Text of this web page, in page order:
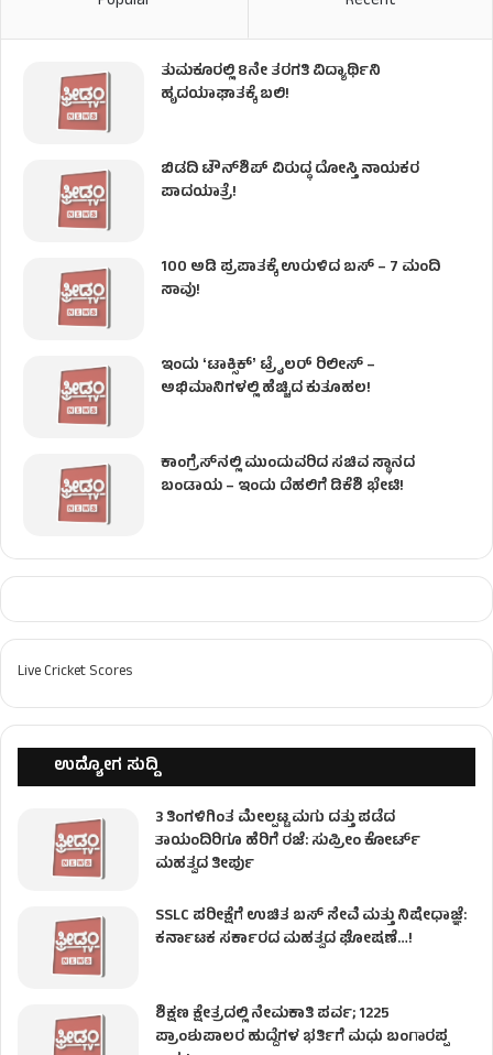
ತುಮಕೂರಲ್ಲಿ 8ನೇ ತರಗತಿ ವಿದ್ಯಾರ್ಥಿನಿ
ಹೃದಯಾಘಾತಕ್ಕೆ ಬಲಿ!
ಬಿಡದಿ ಟೌನ್‌ಶಿಪ್‌ ವಿರುದ್ಧ ದೋಸ್ತಿ ನಾಯಕರ
ಪಾದಯಾತ್ರೆ!
100 ಅಡಿ ಪ್ರಪಾತಕ್ಕೆ ಉರುಳಿದ ಬಸ್‌ – 7 ಮಂದಿ
ಸಾವು!
ಇಂದು ʻಟಾಕ್ಸಿಕ್ʼ ಟ್ರೈಲರ್ ರಿಲೀಸ್‌ –
ಅಭಿಮಾನಿಗಳಲ್ಲಿ ಹೆಚ್ಚಿದ ಕುತೂಹಲ!
ಕಾಂಗ್ರೆಸ್​ನಲ್ಲಿ ಮುಂದುವರಿದ ಸಚಿವ ಸ್ಥಾನದ
ಬಂಡಾಯ – ಇಂದು ದೆಹಲಿಗೆ ಡಿಕೆಶಿ ಭೇಟಿ!
Live Cricket Scores
ಉದ್ಯೋಗ ಸುದ್ದಿ
3 ತಿಂಗಳಿಗಿಂತ ಮೇಲ್ಪಟ್ಟ ಮಗು ದತ್ತು ಪಡೆದ
ತಾಯಂದಿರಿಗೂ ಹೆರಿಗೆ ರಜೆ: ಸುಪ್ರೀಂ ಕೋರ್ಟ್
ಮಹತ್ವದ ತೀರ್ಪು
SSLC ಪರೀಕ್ಷೆಗೆ ಉಚಿತ ಬಸ್ ಸೇವೆ ಮತ್ತು ನಿಷೇಧಾಜ್ಞೆ:
ಕರ್ನಾಟಕ ಸರ್ಕಾರದ ಮಹತ್ವದ ಘೋಷಣೆ…!
ಶಿಕ್ಷಣ ಕ್ಷೇತ್ರದಲ್ಲಿ ನೇಮಕಾತಿ ಪರ್ವ; 1225
ಪ್ರಾಂಶುಪಾಲರ ಹುದ್ದೆಗಳ ಭರ್ತಿಗೆ ಮಧು ಬಂಗಾರಪ್ಪ